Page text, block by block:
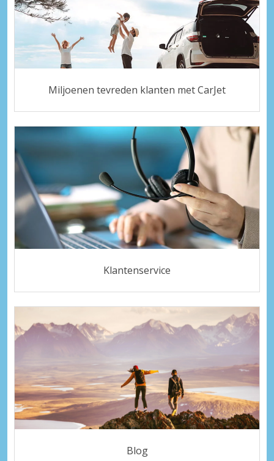
Miljoenen tevreden klanten met CarJet
Klantenservice
Blog